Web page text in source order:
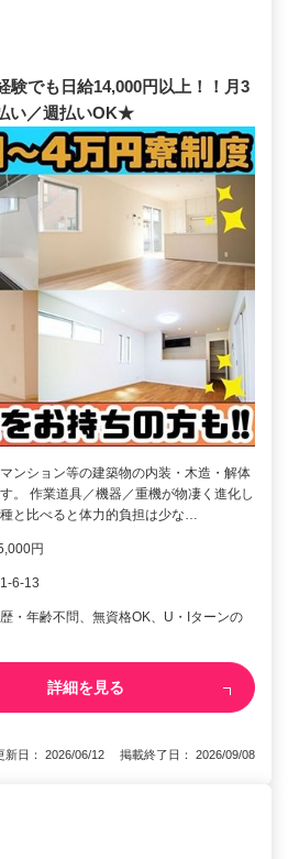
験でも日給14,000円以上！！月3
い／週払いOK★
ンション等の建築物の内装・木造・解体
。 作業道具／機器／重機が物凄く進化し
と比べると体力的負担は少な…
円
6-13
・年齢不問、無資格OK、U・Iターンの
詳細を見る
新日： 2026/06/12 掲載終了日： 2026/09/08